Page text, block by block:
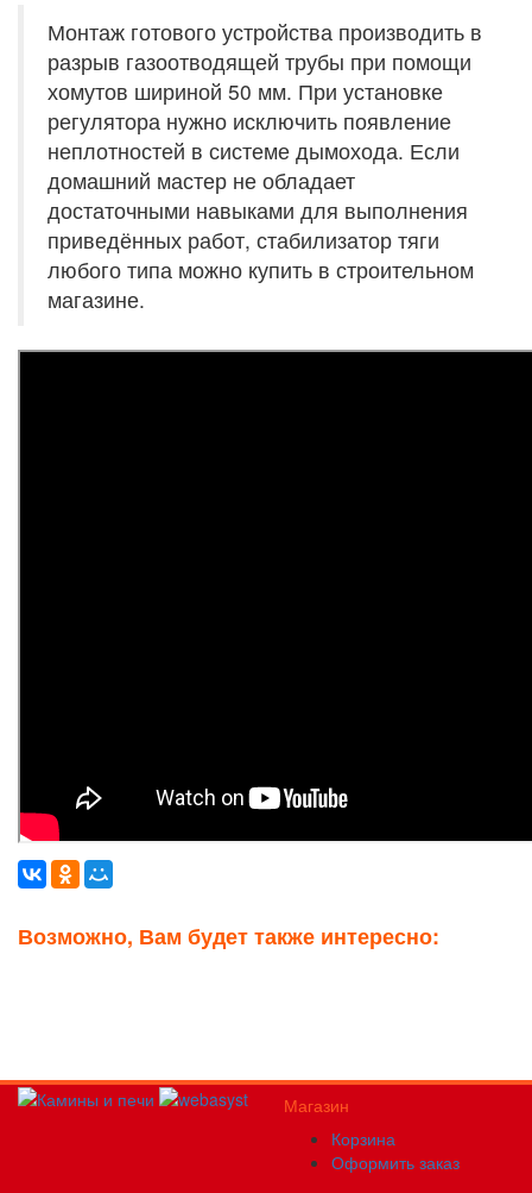
Монтаж готового устройства производить в
разрыв газоотводящей трубы при помощи
хомутов шириной 50 мм. При установке
регулятора нужно исключить появление
неплотностей в системе дымохода. Если
домашний мастер не обладает
достаточными навыками для выполнения
приведённых работ, стабилизатор тяги
любого типа можно купить в строительном
магазине.
Возможно, Вам будет также интересно:
Магазин
Корзина
Оформить заказ